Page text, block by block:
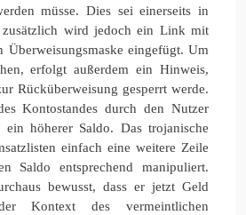
müsse. Dies sei einerseits in
wird jedoch ein Link mit
Überweisungsmaske eingefügt. Um
erfolgt außerdem ein Hinweis,
Rücküberweisung gesperrt werde.
Kontostandes durch den Nutzer
ein höherer Saldo. Das trojanische
einfach eine weitere Zeile
Saldo entsprechend manipuliert.
bewusst, dass er jetzt Geld
Kontext des vermeintlichen